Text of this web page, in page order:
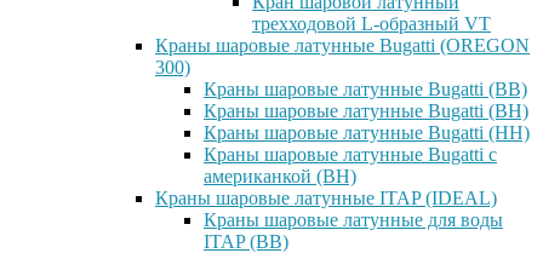
трехходовой L-образный VT
Краны шаровые латунные Bugatti (OREGON
300)
Краны шаровые латунные Bugatti (ВВ)
Краны шаровые латунные Bugatti (ВН)
Краны шаровые латунные Bugatti (НН)
Краны шаровые латунные Bugatti с
американкой (ВН)
Краны шаровые латунные ITAP (IDEAL)
Краны шаровые латунные для воды
ITAP (ВВ)